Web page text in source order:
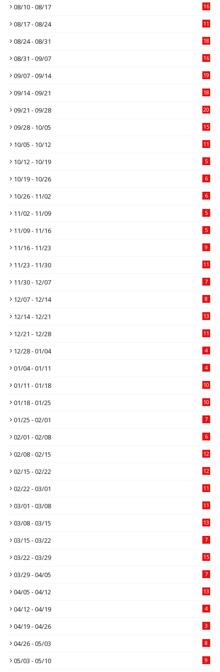
08/10 - 08/17 16
08/17 - 08/24 11
08/24 - 08/31 18
08/31 - 09/07 16
09/07 - 09/14 19
09/14 - 09/21 18
09/21 - 09/28 20
09/28 - 10/05 15
10/05 - 10/12 11
10/12 - 10/19 5
10/19 - 10/26 6
10/26 - 11/02 6
11/02 - 11/09 5
11/09 - 11/16 5
11/16 - 11/23 9
11/23 - 11/30 11
11/30 - 12/07 7
12/07 - 12/14 8
12/14 - 12/21 13
12/21 - 12/28 11
12/28 - 01/04 4
01/04 - 01/11 4
01/11 - 01/18 10
01/18 - 01/25 10
01/25 - 02/01 7
02/01 - 02/08 6
02/08 - 02/15 12
02/15 - 02/22 12
02/22 - 03/01 11
03/01 - 03/08 11
03/08 - 03/15 13
03/15 - 03/22 7
03/22 - 03/29 15
03/29 - 04/05 7
04/05 - 04/12 13
04/12 - 04/19 4
04/19 - 04/26 3
04/26 - 05/03 8
05/03 - 05/10 9